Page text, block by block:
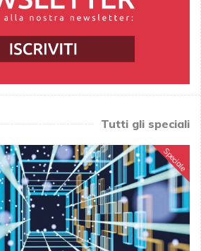
Tutti gli speciali
Speciale